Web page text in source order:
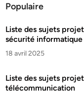
Populaire
Liste des sujets
sécurité informatique
18 avril 2025
Liste des sujets
télécommunication